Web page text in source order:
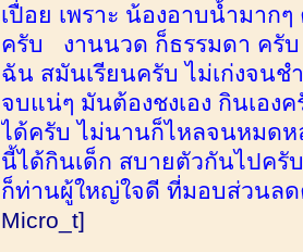
เปื่อย เพราะ น้องอาบน้ำมาก
ครับ งานนวด ก็ธรรมดา ครับ
ฉัน สมันเรียนครับ ไม่เก่งจน
จบแน่ๆ มันต้องชงเอง กินเอง
ได้ครับ ไม่นานก็ไหลจนหมด
นี้ได้กินเด็ก สบายตัวกันไปค
ก็ท่านผู้ใหญ่ใจดี ที่มอบส่วนลด
Micro_t]